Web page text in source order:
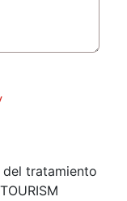
del tratamiento